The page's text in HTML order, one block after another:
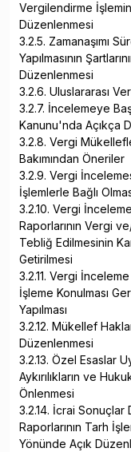
Vergilendirme
Düzenlenmesi
3.2.5. Zamanaşımı
Yapılmasının
Düzenlenmesi
3.2.6. Uluslararası
3.2.7. İncelemeye
Kanunu'nda Açıkça
3.2.8. Vergi
Bakımından Öneriler
3.2.9. Vergi
İşlemlerle Bağlı
3.2.10. Vergi
Raporlarının Vergi
Tebliğ Edilmesinin
Getirilmesi
3.2.11. Vergi
İşleme Konulması
Yapılması
3.2.12. Mükellef
Düzenlenmesi
3.2.13. Özel Esaslar
Aykırılıkların ve
Önlenmesi
3.2.14. İcrai
Raporlarının Tarh
Yönünde Açık